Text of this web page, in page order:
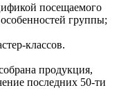
посещаемого
группы;
классов.
продукция,
последних 50-ти